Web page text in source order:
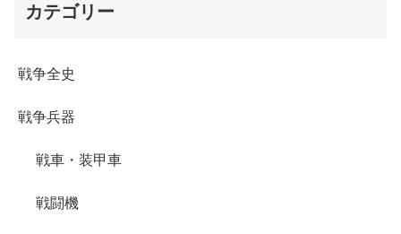
カテゴリー
戦争全史
戦争兵器
戦車・装甲車
戦闘機